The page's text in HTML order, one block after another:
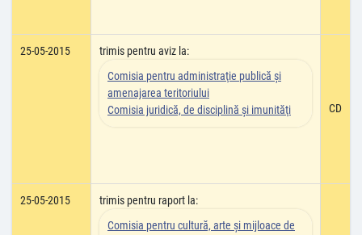
25-05-2015
trimis pentru aviz la:
Comisia pentru administraţie publică şi
amenajarea teritoriului
Comisia juridică, de disciplină şi imunităţi
CD
25-05-2015
trimis pentru raport la:
Comisia pentru cultură, arte şi mijloace de